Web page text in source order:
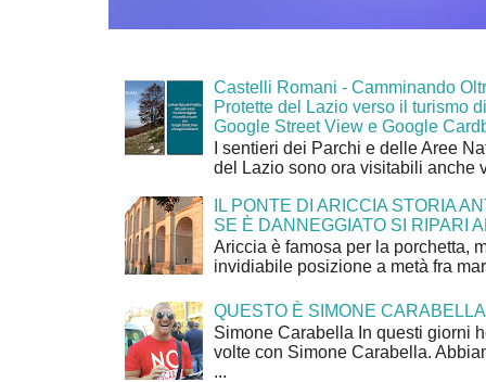
Castelli Romani - Camminando
Protette del Lazio verso il turismo
Google Street View e Google
I sentieri dei Parchi e delle Aree
del Lazio sono ora visitabili anche
IL PONTE DI ARICCIA STORIA
SE È DANNEGGIATO SI RIPARI
Ariccia è famosa per la porchetta,
invidiabile posizione a metà fra
QUESTO È SIMONE CARABELLA
Simone Carabella In questi giorni
volte con Simone Carabella.
...